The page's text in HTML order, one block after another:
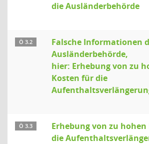
die Ausländerbehörde
Ö 3.2
Falsche Informationen
Ausländerbehörde,
hier: Erhebung von zu
Kosten für die
Ö 3.3
Erhebung von zu
die